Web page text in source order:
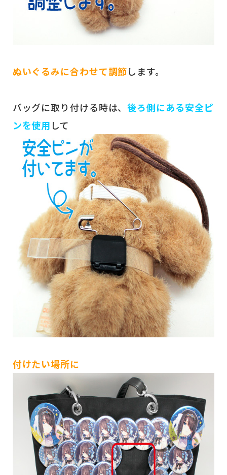
ぬいぐるみに合わせて調節します。
バッグに取り付ける時は、後ろ側にある安全ピ
ンを使用 して
付けたい場所に